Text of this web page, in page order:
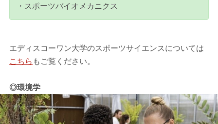
・スポーツバイオメカニクス
エディスコーワン大学のスポーツサイエンスについては
こちら もご覧ください。
◎環境学